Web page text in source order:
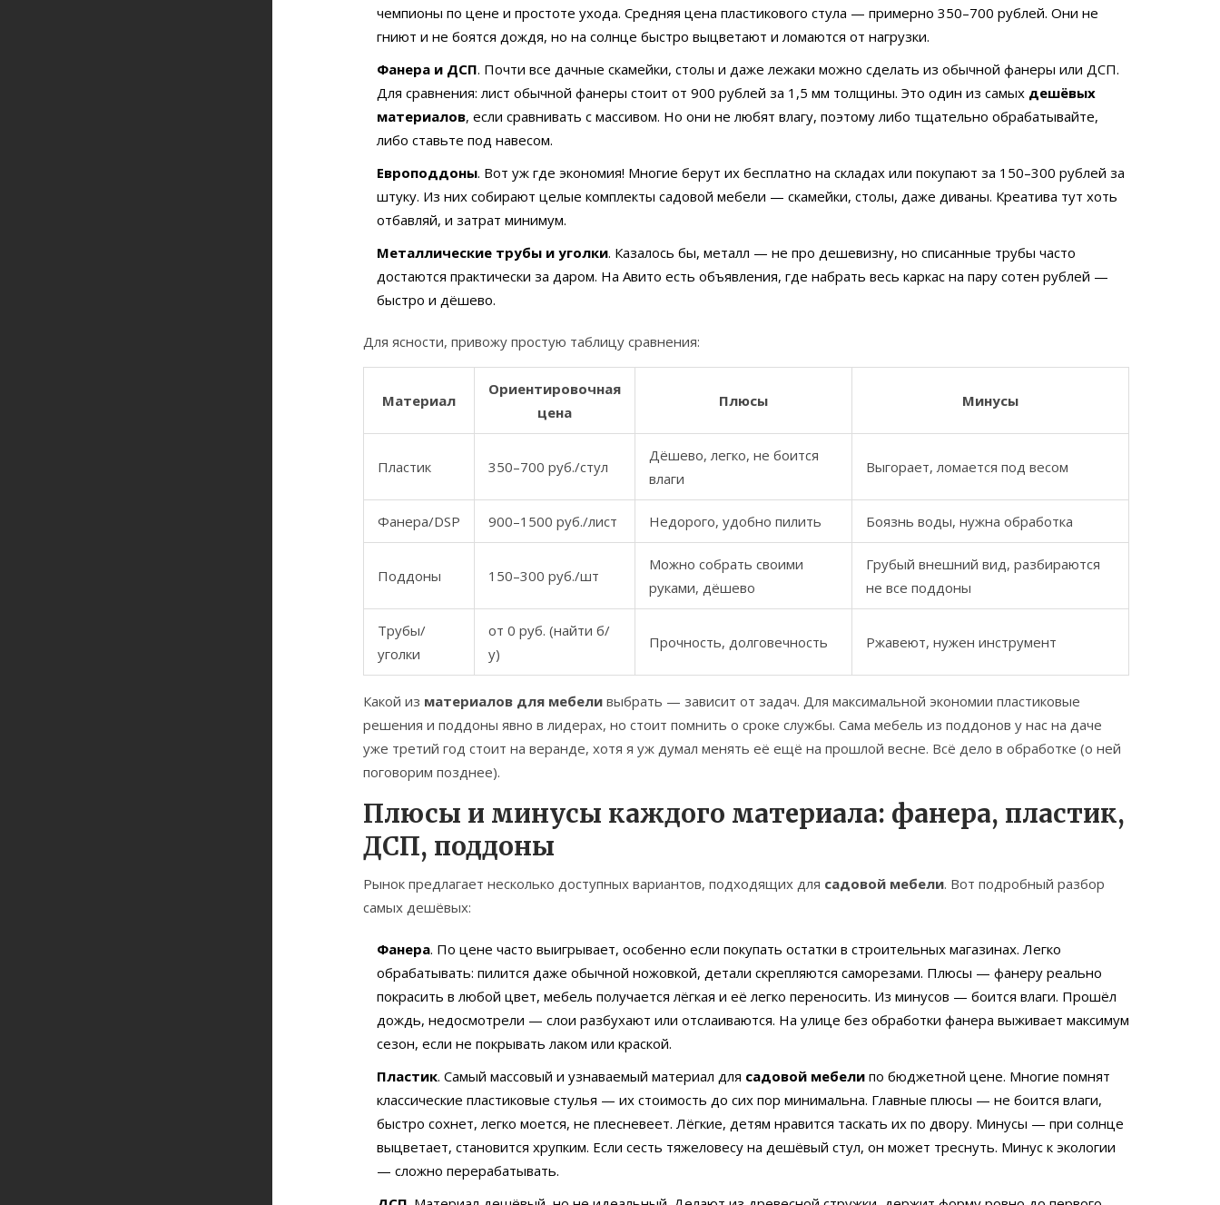
чемпионы по цене и простоте ухода. Средняя цена пластикового стула — примерно 350–700 рублей. Они не
гниют и не боятся дождя, но на солнце быстро выцветают и ломаются от нагрузки.
Фанера и ДСП. Почти все дачные скамейки, столы и даже лежаки можно сделать из обычной фанеры или ДСП.
Для сравнения: лист обычной фанеры стоит от 900 рублей за 1,5 мм толщины. Это один из самых дешёвых
материалов, если сравнивать с массивом. Но они не любят влагу, поэтому либо тщательно обрабатывайте,
либо ставьте под навесом.
Европоддоны. Вот уж где экономия! Многие берут их бесплатно на складах или покупают за 150–300 рублей за
штуку. Из них собирают целые комплекты садовой мебели — скамейки, столы, даже диваны. Креатива тут хоть
отбавляй, и затрат минимум.
Металлические трубы и уголки. Казалось бы, металл — не про дешевизну, но списанные трубы часто
достаются практически за даром. На Авито есть объявления, где набрать весь каркас на пару сотен рублей —
быстро и дёшево.
Для ясности, привожу простую таблицу сравнения:
Материал
Ориентировочная
цена
Плюсы Минусы
Пластик 350–700 руб./стул
Дёшево, легко, не боится
влаги
Выгорает, ломается под весом
Фанера/DSP 900–1500 руб./лист Недорого, удобно пилить Боязнь воды, нужна обработка
Поддоны 150–300 руб./шт
Можно собрать своими
руками, дёшево
Грубый внешний вид, разбираются
не все поддоны
Трубы/
уголки
от 0 руб. (найти б/
у)
Прочность, долговечность Ржавеют, нужен инструмент
Какой из материалов для мебели выбрать — зависит от задач. Для максимальной экономии пластиковые
решения и поддоны явно в лидерах, но стоит помнить о сроке службы. Сама мебель из поддонов у нас на даче
уже третий год стоит на веранде, хотя я уж думал менять её ещё на прошлой весне. Всё дело в обработке (о ней
поговорим позднее).
Плюсы и минусы каждого материала: фанера, пластик,
ДСП, поддоны
Рынок предлагает несколько доступных вариантов, подходящих для садовой мебели. Вот подробный разбор
самых дешёвых:
Фанера. По цене часто выигрывает, особенно если покупать остатки в строительных магазинах. Легко
обрабатывать: пилится даже обычной ножовкой, детали скрепляются саморезами. Плюсы — фанеру реально
покрасить в любой цвет, мебель получается лёгкая и её легко переносить. Из минусов — боится влаги. Прошёл
дождь, недосмотрели — слои разбухают или отслаиваются. На улице без обработки фанера выживает максимум
сезон, если не покрывать лаком или краской.
Пластик. Самый массовый и узнаваемый материал для садовой мебели по бюджетной цене. Многие помнят
классические пластиковые стулья — их стоимость до сих пор минимальна. Главные плюсы — не боится влаги,
быстро сохнет, легко моется, не плесневеет. Лёгкие, детям нравится таскать их по двору. Минусы — при солнце
выцветает, становится хрупким. Если сесть тяжеловесу на дешёвый стул, он может треснуть. Минус к экологии
— сложно перерабатывать.